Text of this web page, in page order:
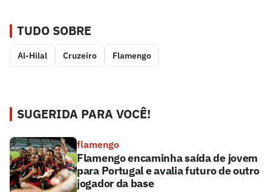
TUDO SOBRE
Al-Hilal Cruzeiro Flamengo
SUGERIDA PARA VOCÊ!
flamengo
Flamengo encaminha saída de jovem
para Portugal e avalia futuro de outro
jogador da base